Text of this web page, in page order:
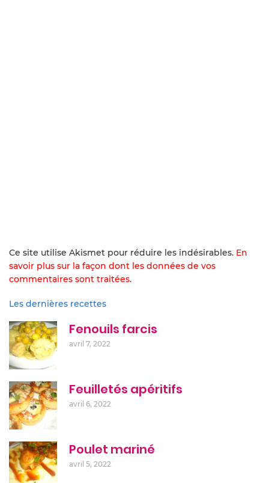
Ce site utilise Akismet pour réduire les indésirables. En
savoir plus sur la façon dont les données de vos
commentaires sont traitées.
Les dernières recettes
Fenouils farcis
avril 7, 2022
Feuilletés apéritifs
avril 6, 2022
Poulet mariné
avril 5, 2022